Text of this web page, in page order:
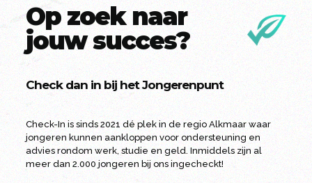
Op zoek naar
jouw succes?
Check dan in bij het Jongerenpunt
Check-In is sinds 2021 dé plek in de regio Alkmaar waar
jongeren kunnen aankloppen voor ondersteuning en
advies rondom werk, studie en geld. Inmiddels zijn al
meer dan 2.000 jongeren bij ons ingecheckt!